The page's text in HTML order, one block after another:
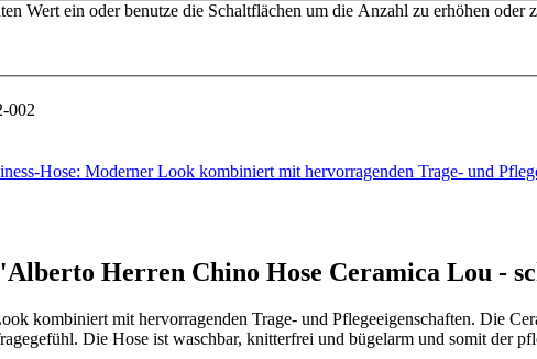
Wert ein oder benutze die Schaltflächen um die Anzahl zu erhöhen oder
002
Hose: Moderner Look kombiniert mit hervorragenden Trage- und
Herren Chino Hose Ceramica Lou -
kombiniert mit hervorragenden Trage- und Pflegeeigenschaften. Die
Die Hose ist waschbar, knitterfrei und bügelarm und somit der